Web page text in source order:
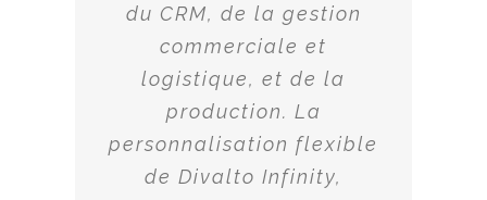
du CRM, de la gestion
commerciale et
logistique, et de la
production. La
personnalisation flexible
de Divalto Infinity,